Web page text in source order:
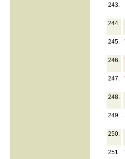
243.
244.
245.
246.
247.
248.
249.
250.
251.